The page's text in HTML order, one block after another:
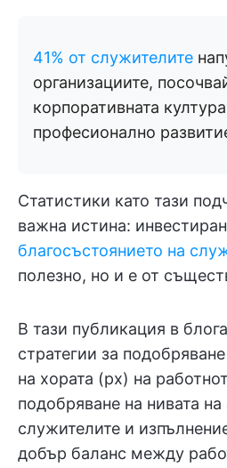
41% от служителите
организациите,
корпоративната
професионално
Статистики като тази
важна истина:
благосъстоянието на
полезно, но и е от
В тази публикация в
стратегии за
на хората (px) на
подобряване на нивата
служителите и
добър баланс между